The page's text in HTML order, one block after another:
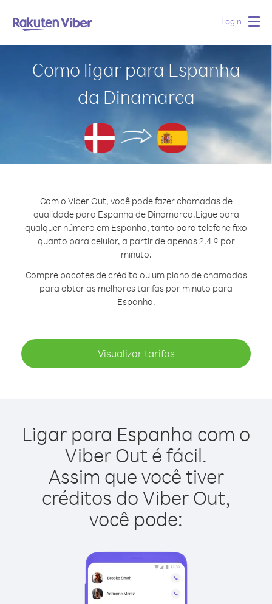
Login
Como ligar para Espanha
da Dinamarca
Com o Viber Out, você pode fazer chamadas de
qualidade para Espanha de Dinamarca.Ligue para
qualquer número em Espanha, tanto para telefone fixo
quanto para celular, a partir de apenas 2.4 ¢ por
minuto.
Compre pacotes de crédito ou um plano de chamadas
para obter as melhores tarifas por minuto para
Espanha.
Visualizar tarifas
Ligar para Espanha com o
Viber Out é fácil.
Assim que você tiver
créditos do Viber Out,
você pode: